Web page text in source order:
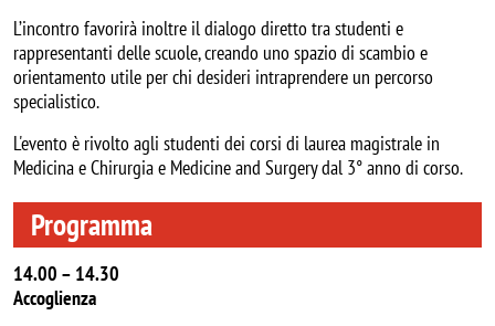
L’incontro favorirà inoltre il dialogo diretto tra studenti e
rappresentanti delle scuole, creando uno spazio di scambio e
orientamento utile per chi desideri intraprendere un percorso
specialistico.
L'evento è rivolto agli studenti dei corsi di laurea magistrale in
Medicina e Chirurgia e Medicine and Surgery dal 3° anno di corso.
Programma
14.00 – 14.30
Accoglienza